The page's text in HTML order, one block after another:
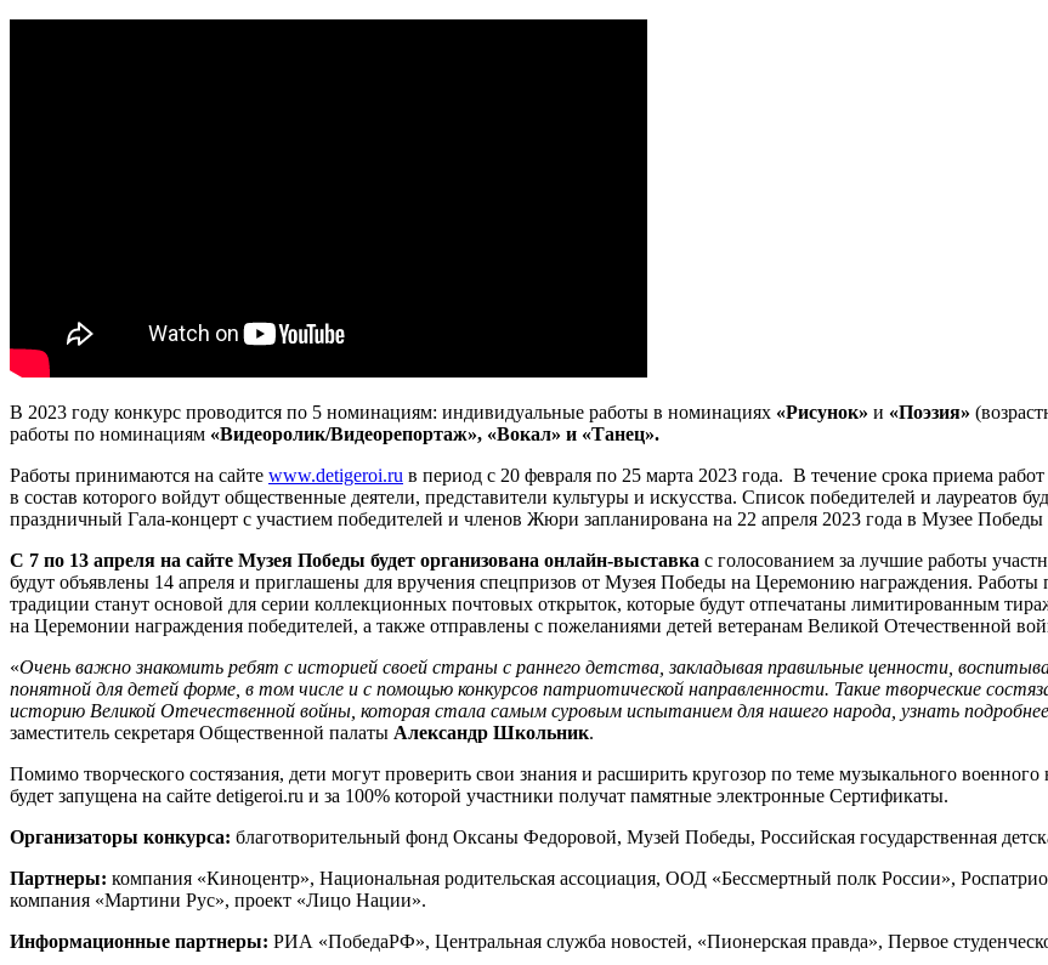
В 2023 году конкурс проводится по 5 номинациям: индивидуальные работы в номинациях «Рисунок» и «Поэзия»
работы по номинациям «Видеоролик/Видеорепортаж», «Вокал» и «Танец».
Работы принимаются на сайте www.detigeroi.ru в период с 20 февраля по 25 марта 2023 года. В течение срока приема
в состав которого войдут общественные деятели, представители культуры и искусства. Список победителей и лауреатов
праздничный Гала-концерт с участием победителей и членов Жюри запланирована на 22 апреля 2023 года в Музее
С 7 по 13 апреля на сайте Музея Победы будет организована онлайн-выставка с голосованием за лучшие работы
будут объявлены 14 апреля и приглашены для вручения спецпризов от Музея Победы на Церемонию награждения.
традиции станут основой для серии коллекционных почтовых открыток, которые будут отпечатаны лимитированным
на Церемонии награждения победителей, а также отправлены с пожеланиями детей ветеранам Великой Отечественной
«Очень важно знакомить ребят с историей своей страны с раннего детства, закладывая правильные ценности,
понятной для детей форме, в том числе и с помощью конкурсов патриотической направленности. Такие творческие
историю Великой Отечественной войны, которая стала самым суровым испытанием для нашего народа, узнать подробнее
заместитель секретаря Общественной палаты Александр Школьник.
Помимо творческого состязания, дети могут проверить свои знания и расширить кругозор по теме музыкального
будет запущена на сайте detigeroi.ru и за 100% которой участники получат памятные электронные Сертификаты.
Организаторы конкурса: благотворительный фонд Оксаны Федоровой, Музей Победы, Российская государственная
Партнеры: компания «Киноцентр», Национальная родительская ассоциация, ООД «Бессмертный полк России»,
компания «Мартини Рус», проект «Лицо Нации».
Информационные партнеры: РИА «ПобедаРФ», Центральная служба новостей, «Пионерская правда», Первое